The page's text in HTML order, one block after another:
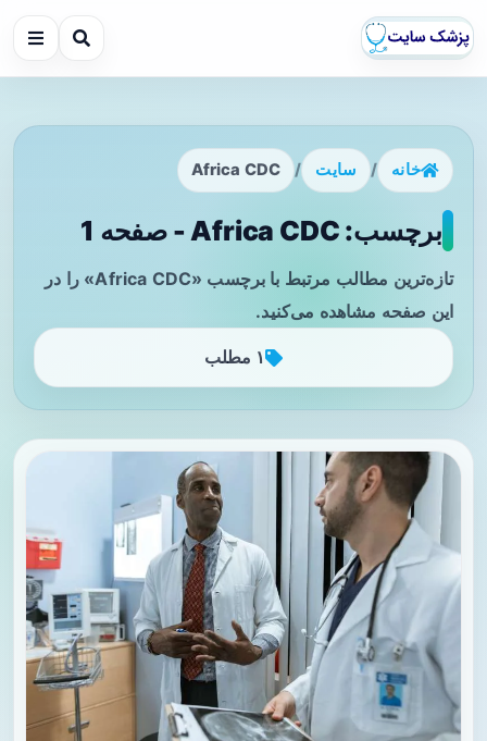
خانه / سایت /
Africa CDC
برچسب: Africa CDC - صفحه 1
تازه‌ترین مطالب مرتبط با برچسب «Africa CDC» را در
این صفحه مشاهده می‌کنید.
۱ مطلب